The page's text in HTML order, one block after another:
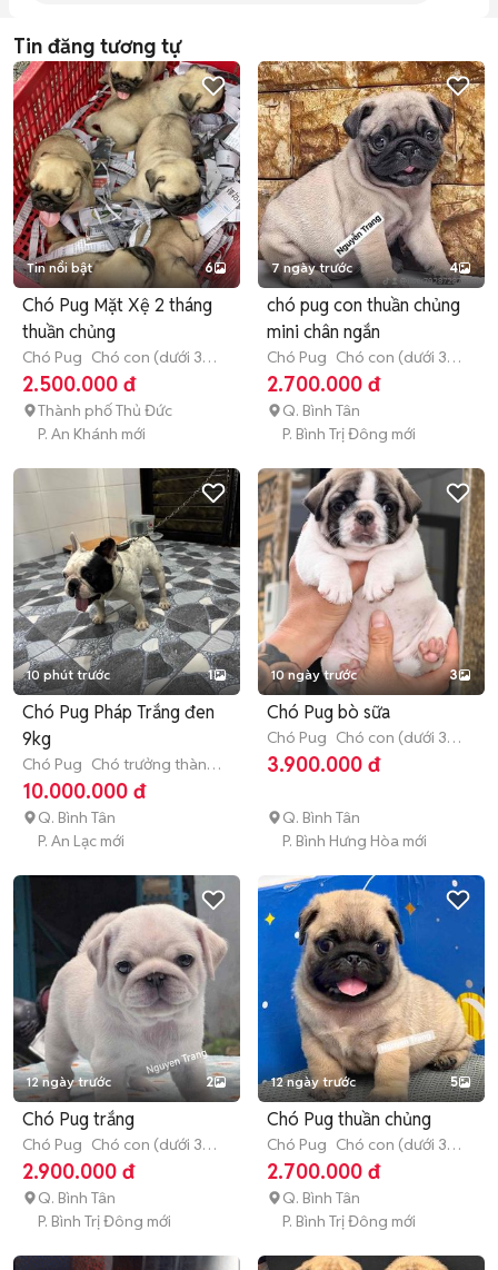
Tin đăng tương tự
Tin nổi bật 6
Chó Pug Mặt Xệ 2 tháng
thuần chủng
Chó Pug Chó con (dưới 3
tháng tuổi)
2.500.000 đ
Thành phố Thủ Đức
P. An Khánh mới
7 ngày trước 4
chó pug con thuần chủng
mini chân ngắn
Chó Pug Chó con (dưới 3
tháng tuổi)
2.700.000 đ
Q. Bình Tân
P. Bình Trị Đông mới
10 phút trước 1
Chó Pug Pháp Trắng đen
9kg
Chó Pug Chó trưởng thành
(hơn 1 tuổi)
10.000.000 đ
Q. Bình Tân
P. An Lạc mới
10 ngày trước 3
Chó Pug bò sữa
Chó Pug Chó con (dưới 3
tháng tuổi)
3.900.000 đ
Q. Bình Tân
P. Bình Hưng Hòa mới
12 ngày trước 2
Chó Pug trắng
Chó Pug Chó con (dưới 3
tháng tuổi)
2.900.000 đ
Q. Bình Tân
P. Bình Trị Đông mới
12 ngày trước 5
Chó Pug thuần chủng
Chó Pug Chó con (dưới 3
tháng tuổi)
2.700.000 đ
Q. Bình Tân
P. Bình Trị Đông mới